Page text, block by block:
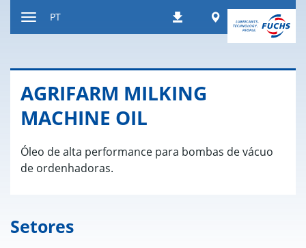
para
DownloadsWorldwide
PT
AGRIFARM MILKING
MACHINE OIL
Óleo de alta performance para bombas de vácuo
de ordenhadoras.
Setores